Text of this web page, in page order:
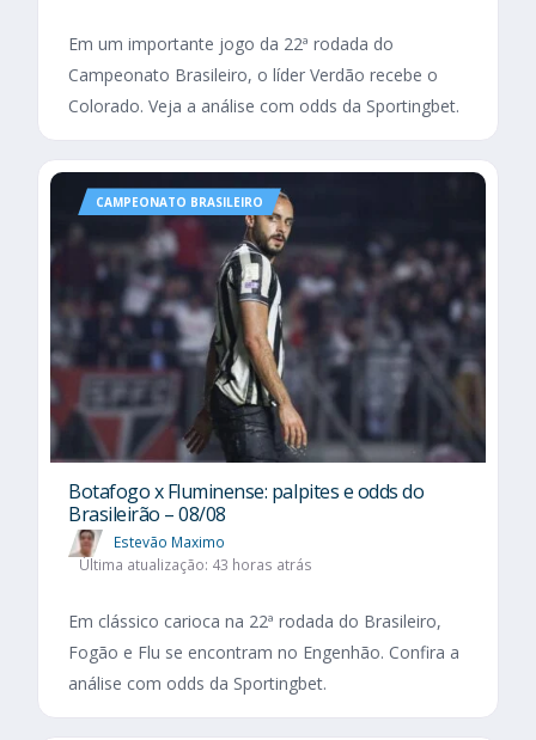
Em um importante jogo da 22ª rodada do
Campeonato Brasileiro, o líder Verdão recebe o
Colorado. Veja a análise com odds da Sportingbet.
CAMPEONATO BRASILEIRO
Botafogo x Fluminense: palpites e odds do
Brasileirão – 08/08
Estevão Maximo
Última atualização: 43 horas atrás
Em clássico carioca na 22ª rodada do Brasileiro,
Fogão e Flu se encontram no Engenhão. Confira a
análise com odds da Sportingbet.